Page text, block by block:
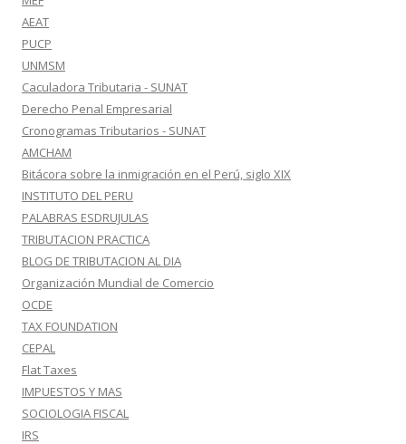
AEAT
PUCP
UNMSM
Caculadora Tributaria - SUNAT
Derecho Penal Empresarial
Cronogramas Tributarios - SUNAT
AMCHAM
Bitácora sobre la inmigración en el Perú, siglo XIX
INSTITUTO DEL PERU
PALABRAS ESDRUJULAS
TRIBUTACION PRACTICA
BLOG DE TRIBUTACION AL DIA
Organización Mundial de Comercio
OCDE
TAX FOUNDATION
CEPAL
Flat Taxes
IMPUESTOS Y MAS
SOCIOLOGIA FISCAL
IRS